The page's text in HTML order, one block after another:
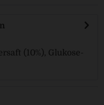
(10%), Glukose-